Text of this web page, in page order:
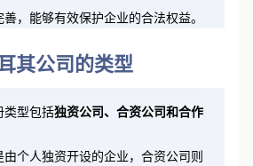
型包括